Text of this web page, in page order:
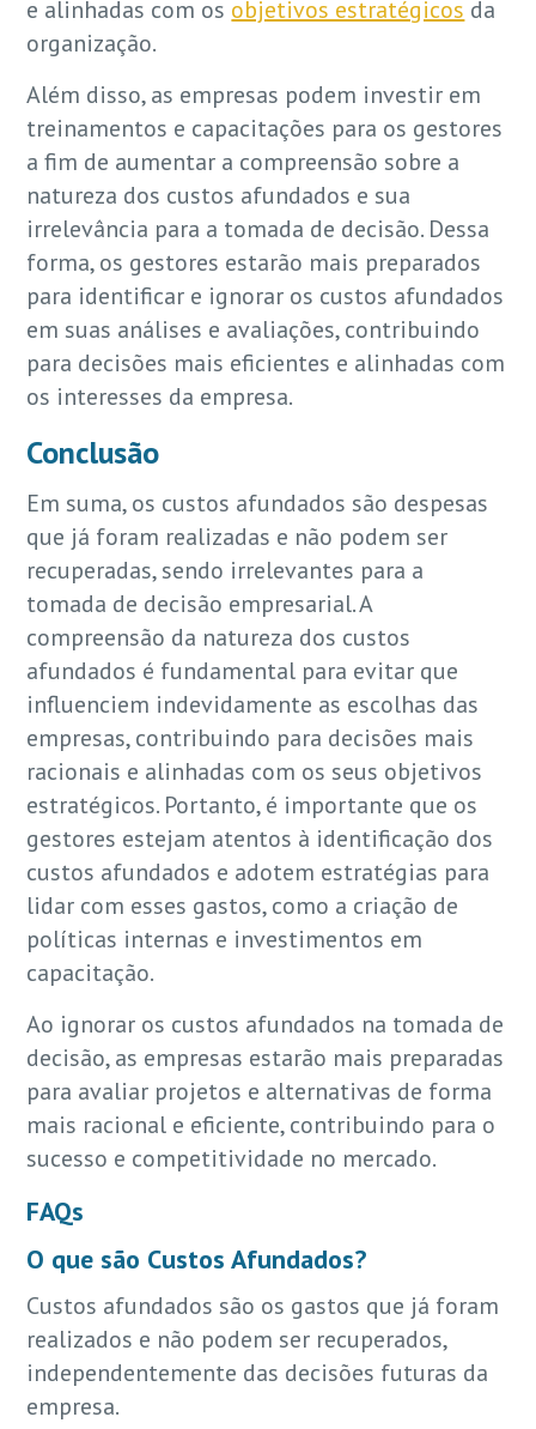
e alinhadas com os objetivos estratégicos da
organização.
Além disso, as empresas podem investir em
treinamentos e capacitações para os gestores
a fim de aumentar a compreensão sobre a
natureza dos custos afundados e sua
irrelevância para a tomada de decisão. Dessa
forma, os gestores estarão mais preparados
para identificar e ignorar os custos afundados
em suas análises e avaliações, contribuindo
para decisões mais eficientes e alinhadas com
os interesses da empresa.
Conclusão
Em suma, os custos afundados são despesas
que já foram realizadas e não podem ser
recuperadas, sendo irrelevantes para a
tomada de decisão empresarial. A
compreensão da natureza dos custos
afundados é fundamental para evitar que
influenciem indevidamente as escolhas das
empresas, contribuindo para decisões mais
racionais e alinhadas com os seus objetivos
estratégicos. Portanto, é importante que os
gestores estejam atentos à identificação dos
custos afundados e adotem estratégias para
lidar com esses gastos, como a criação de
políticas internas e investimentos em
capacitação.
Ao ignorar os custos afundados na tomada de
decisão, as empresas estarão mais preparadas
para avaliar projetos e alternativas de forma
mais racional e eficiente, contribuindo para o
sucesso e competitividade no mercado.
FAQs
O que são Custos Afundados?
Custos afundados são os gastos que já foram
realizados e não podem ser recuperados,
independentemente das decisões futuras da
empresa.